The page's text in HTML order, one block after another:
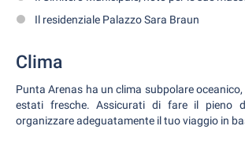
Il residenziale Palazzo Sara Braun
Clima
Punta Arenas ha un clima subpolare
estati fresche. Assicurati di fare il pieno
organizzare adeguatamente il tuo viaggio in